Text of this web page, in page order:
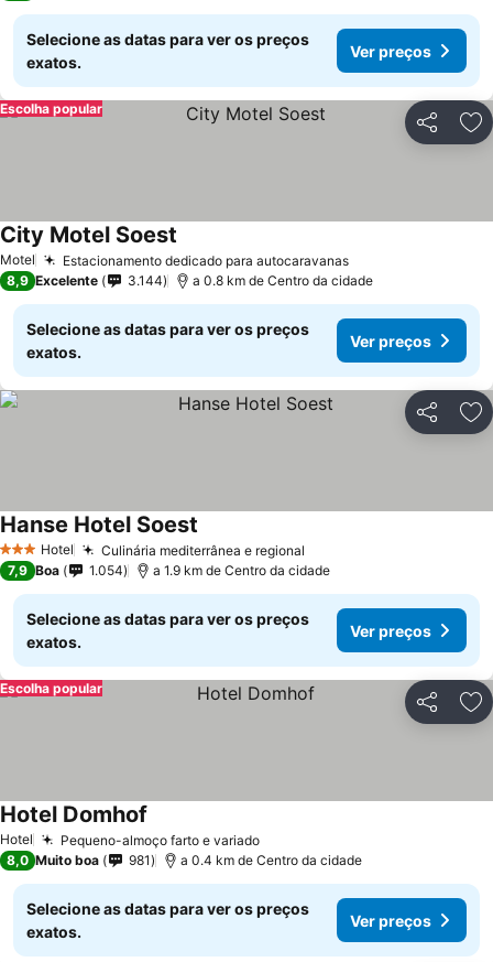
Selecione as datas para ver os preços
exatos.
Ver preços
Partilhar
Escolha popular
Motel Estacionamento dedicado para autocaravanas
City Motel Soest
8,9 Excelente 3.144 a 0.8 km de Centro da cidade
Selecione as datas para ver os preços
exatos.
Ver preços
Partilhar
3 EstrelasHotel Culinária mediterrânea e regional
Hanse Hotel Soest
7,9 Boa 1.054 a 1.9 km de Centro da cidade
Selecione as datas para ver os preços
exatos.
Ver preços
Partilhar
Escolha popular
Hotel Pequeno-almoço farto e variado
Hotel Domhof
8,0 Muito boa 981 a 0.4 km de Centro da cidade
Selecione as datas para ver os preços
exatos.
Ver preços